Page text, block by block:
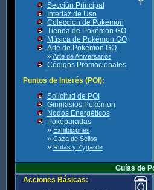
Sección Principal
Interfaz de Uso
Colección de Pokémon
Tienda de Pokémon GO
Música de Pokémon GO
Arte de Pokémon GO
» Arte de Aniversarios
Códigos Promocionales
Puntos de Interés (POI):
Solicitud de POI
Gimnasios Pokémon
Nodos Energéticos
Poképaradas
» Exhibiciones
» Caza de Sellos
» Rutas y Zygarde
Guías de
Acciones Básicas: